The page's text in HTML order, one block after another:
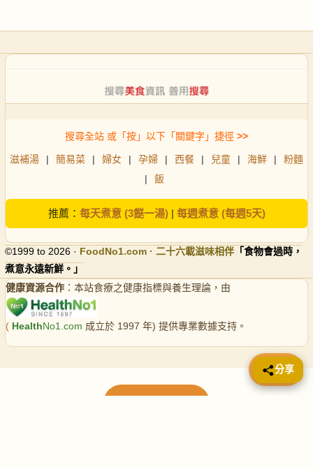
搜尋全站 或「按」以下「關鍵字」捷徑 >>
滋補湯 | 簡易菜 | 婦女 | 孕婦 | 西餐 | 兒童 | 海鮮 |
粉麵
|
飯
推薦： 每天煮意 (3餸一湯)| 每週煮意 (每週5天)
©1999 to 2026 · FoodNo1.com · 二十六載滋味相伴 「食物會過時，
煮意永遠新鮮。」
健康資源合作 ：本站食療之健康指標與養生理論，由
( HealthNo1.com 成立於 1997 年) 提供專業數據支持。
📤 分享
分享